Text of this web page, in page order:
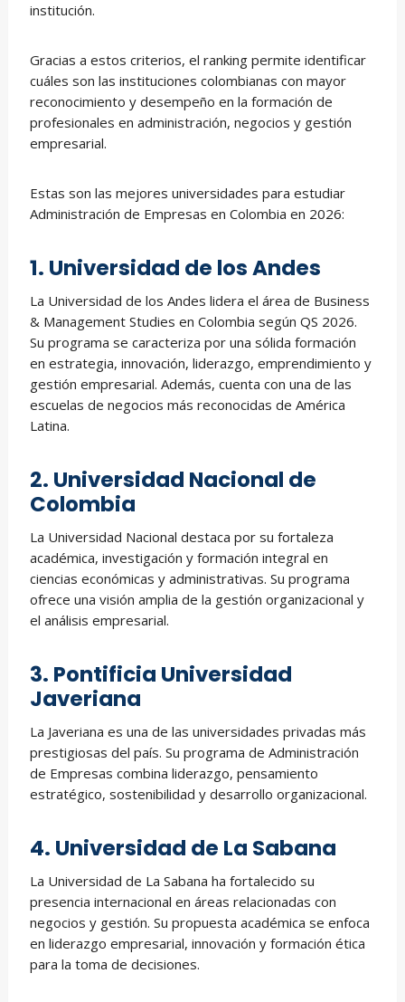
institución.
Gracias a estos criterios, el ranking permite identificar
cuáles son las instituciones colombianas con mayor
reconocimiento y desempeño en la formación de
profesionales en administración, negocios y gestión
empresarial.
Estas son las mejores universidades para estudiar
Administración de Empresas en Colombia en 2026:
1. Universidad de los Andes
La Universidad de los Andes lidera el área de Business
& Management Studies en Colombia según QS 2026.
Su programa se caracteriza por una sólida formación
en estrategia, innovación, liderazgo, emprendimiento y
gestión empresarial. Además, cuenta con una de las
escuelas de negocios más reconocidas de América
Latina.
2. Universidad Nacional de
Colombia
La Universidad Nacional destaca por su fortaleza
académica, investigación y formación integral en
ciencias económicas y administrativas. Su programa
ofrece una visión amplia de la gestión organizacional y
el análisis empresarial.
3. Pontificia Universidad
Javeriana
La Javeriana es una de las universidades privadas más
prestigiosas del país. Su programa de Administración
de Empresas combina liderazgo, pensamiento
estratégico, sostenibilidad y desarrollo organizacional.
4. Universidad de La Sabana
La Universidad de La Sabana ha fortalecido su
presencia internacional en áreas relacionadas con
negocios y gestión. Su propuesta académica se enfoca
en liderazgo empresarial, innovación y formación ética
para la toma de decisiones.